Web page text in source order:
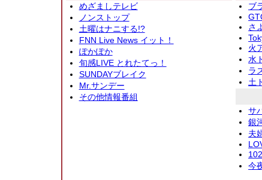
めざましテレビ
ノンストップ
土曜はナニする!?
FNN Live News イット！
ぽかぽか
旬感LIVE とれたてっ！
SUNDAYブレイク
Mr.サンデー
その他情報番組
ブ
さ
火
水
ラ
土
サ
銀
夫
今